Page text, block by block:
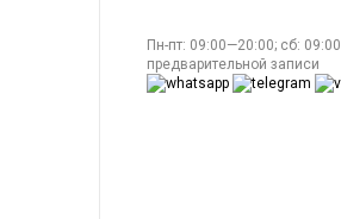
Пн-пт: 09:00—20:00; сб:
предварительной записи